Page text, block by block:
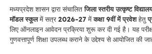
मध्यप्रदेश शासन द्वारा संचालितजिला स्तरीय उत्कृष्ट
मॉडल स्कूलमें सत्र2026-27 मेंकक्षा 9वीं में प्रवेशहेतु
लिए ऑनलाइन आवेदन प्रक्रिया शुरू कर दी गई है। यह परीक्षा
गुणवत्तापूर्ण शिक्षा उपलब्ध कराने के उद्देश्य से आयोजित की